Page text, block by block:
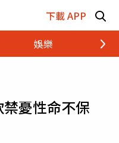
下載 APP
娛樂 財經
禁憂性命不保